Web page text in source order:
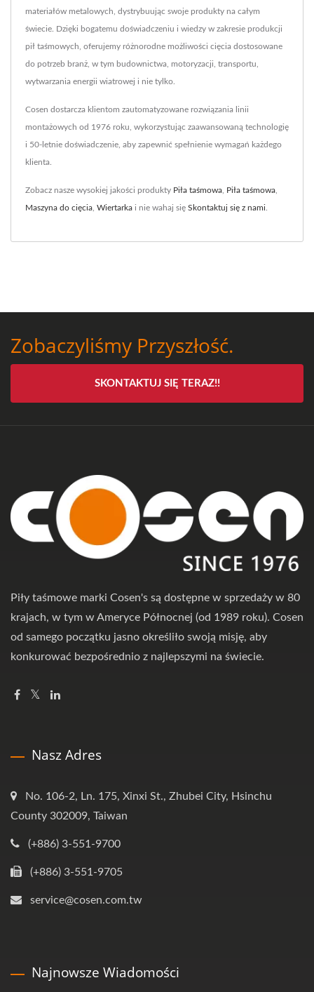
materiałów metalowych, dystrybuując swoje produkty na całym
świecie. Dzięki bogatemu doświadczeniu i wiedzy w zakresie produkcji
pił taśmowych, oferujemy różnorodne możliwości cięcia dostosowane
do potrzeb branż, w tym budownictwa, motoryzacji, transportu,
wytwarzania energii wiatrowej i nie tylko.
Cosen dostarcza klientom zautomatyzowane rozwiązania linii
montażowych od 1976 roku, wykorzystując zaawansowaną technologię
i 50-letnie doświadczenie, aby zapewnić spełnienie wymagań każdego
klienta.
Zobacz nasze wysokiej jakości produkty Piła taśmowa Piła taśmowa
Maszyna do cięcia Wiertarka i nie wahaj się Skontaktuj się z nami
Zobaczyliśmy Przyszłość.
SKONTAKTUJ SIĘ TERAZ!!
Piły taśmowe marki Cosen's są dostępne w sprzedaży w 80
krajach, w tym w Ameryce Północnej (od 1989 roku). Cosen
od samego początku jasno określiło swoją misję, aby
konkurować bezpośrednio z najlepszymi na świecie.
Nasz Adres
No. 106-2, Ln. 175, Xinxi St., Zhubei City, Hsinchu
County 302009, Taiwan
(+886) 3-551-9700
(+886) 3-551-9705
service@cosen.com.tw
Najnowsze Wiadomości